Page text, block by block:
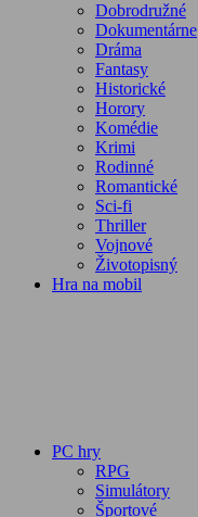
Dobrodružné
Dokumentárne
Dráma
Fantasy
Historické
Horory
Komédie
Krimi
Rodinné
Romantické
Sci-fi
Thriller
Vojnové
Životopisný
Hra na mobil
PC hry
RPG
Simulátory
Športové